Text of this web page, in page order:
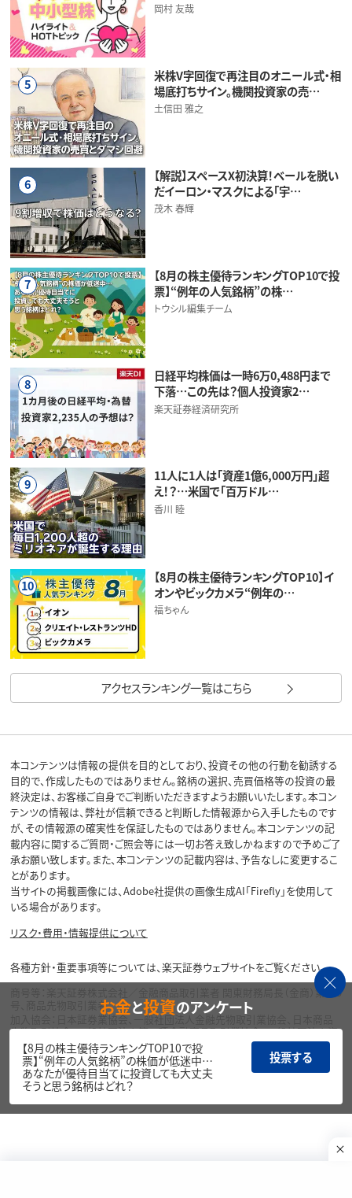
岡村 友哉
5
米株V字回復で再注目のオニール式・相
場底打ちサイン。機関投資家の売…
土信田 雅之
6
【解説】スペースX初決算！ベールを脱い
だイーロン・マスクによる「宇…
茂木 春輝
7
【8月の株主優待ランキングTOP10で投
票】“例年の人気銘柄”の株…
トウシル編集チーム
8
日経平均株価は一時6万0,488円まで
下落…この先は？個人投資家2…
楽天証券経済研究所
9
11人に1人は「資産1億6,000万円」超
え！？…米国で「百万ドル…
香川 睦
10
【8月の株主優待ランキングTOP10】イ
オンやビックカメラ“例年の…
福ちゃん
アクセスランキング一覧はこちら
本コンテンツは情報の提供を目的としており、投資その他の行動を勧誘する
目的で、作成したものではありません。銘柄の選択、売買価格等の投資の最
終決定は、お客様ご自身でご判断いただきますようお願いいたします。本コン
テンツの情報は、弊社が信頼できると判断した情報源から入手したものです
が、その情報源の確実性を保証したものではありません。本コンテンツの記
載内容に関するご質問・ご照会等には一切お答え致しかねますので予めご了
承お願い致します。また、本コンテンツの記載内容は、予告なしに変更するこ
とがあります。
当サイトの掲載画像には、Adobe社提供の画像生成AI「Firefly」を使用して
いる場合があります。
リスク・費用・情報提供について
各種方針・重要事項等については、楽天証券ウェブサイトをご覧ください。
商号等：楽天証券株式会社／金融商品取引業者 関東財務局長（金商）第195
号、商品先物取引業者
加入協会：日本証券業協会、一般社団法人金融先物取引業協会、日本商品
先物取引協会、一般社団法人第二種金融商品取引業協会、一般社団法人資
産運用業協会
Copyright©
1999-2026 Rakuten Securities, Inc. All
お金と投資のアンケート
【8月の株主優待ランキングTOP10で投
票】“例年の人気銘柄”の株価が低迷中…
あなたが優待目当てに投資しても大丈夫
そうと思う銘柄はどれ？
投票する